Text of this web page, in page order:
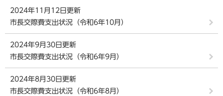
2024年11月12日更新
市長交際費支出状況（令和6年10月）
2024年9月30日更新
市長交際費支出状況（令和6年9月）
2024年8月30日更新
市長交際費支出状況（令和6年8月）